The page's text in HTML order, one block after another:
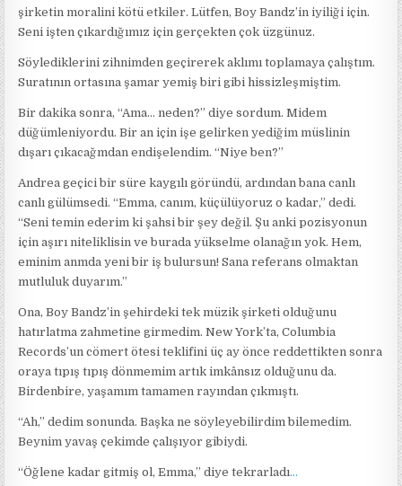
şirketin moralini kötü etkiler. Lütfen, Boy Bandz’in iyiliği için.
Seni işten çıkardığımız için gerçekten çok üzgünuz.
Söylediklerini zihnimden geçirerek aklımı toplamaya çalıştım.
Suratının ortasına şamar yemiş biri gibi hissizleşmiştim.
Bir dakika sonra, “Ama… neden?” diye sordum. Midem
düğümleniyordu. Bir an için işe gelirken yediğim müslinin
dışarı çıkacağmdan endişelendim. “Niye ben?”
Andrea geçici bir süre kaygılı göründü, ardından bana canlı
canlı gülümsedi. “Emma, canım, küçülüyoruz o kadar,” dedi.
“Seni temin ederim ki şahsi bir şey değil. Şu anki pozisyonun
için aşırı niteliklisin ve burada yükselme olanağın yok. Hem,
eminim anmda yeni bir iş bulursun! Sana referans olmaktan
mutluluk duyarım.”
Ona, Boy Bandz’in şehirdeki tek müzik şirketi olduğunu
hatırlatma zahmetine girmedim. New York’ta, Columbia
Records’un cömert ötesi teklifini üç ay önce reddettikten sonra
oraya tıpış tıpış dönmemim artık imkânsız olduğunu da.
Birdenbire, yaşamım tamamen rayından çıkmıştı.
“Ah,” dedim sonunda. Başka ne söyleyebilirdim bilemedim.
Beynim yavaş çekimde çalışıyor gibiydi.
“Öğlene kadar gitmiş ol, Emma,” diye tekrarladı…